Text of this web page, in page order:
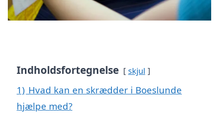
Indholdsfortegnelse skjul
1) Hvad kan en skrædder i Boeslunde
hjælpe med?